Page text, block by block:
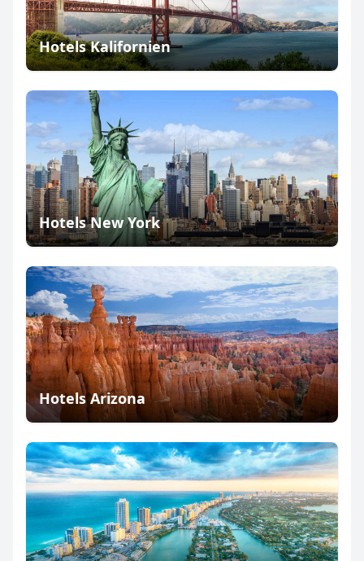
Hotels Kalifornien
Hotels New York
Hotels Arizona